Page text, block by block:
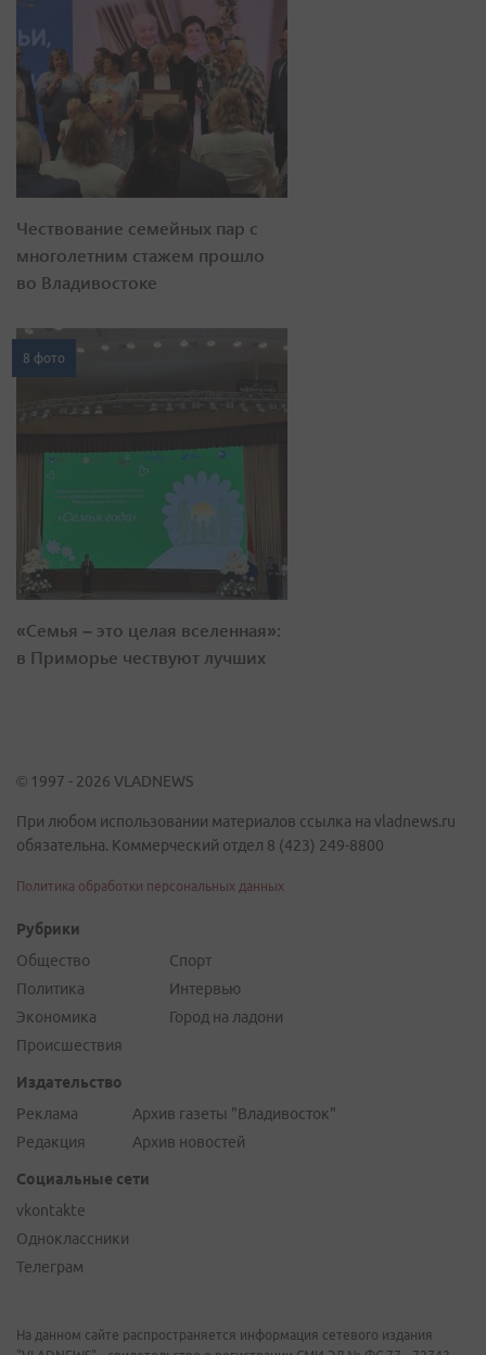
Чествование семейных пар с
многолетним стажем прошло
во Владивостоке
8 фото
«Семья – это целая вселенная»:
в Приморье чествуют лучших
© 1997 - 2026 VLADNEWS
При любом использовании материалов ссылка на vladnews.ru
обязательна. Коммерческий отдел 8 (423) 249-8800
Политика обработки персональных данных
Рубрики
Общество
Политика
Экономика
Происшествия
Спорт
Интервью
Город на ладони
Издательство
Реклама
Редакция
Архив газеты "Владивосток"
Архив новостей
Социальные сети
vkontakte
Одноклассники
Телеграм
На данном сайте распространяется информация сетевого издания